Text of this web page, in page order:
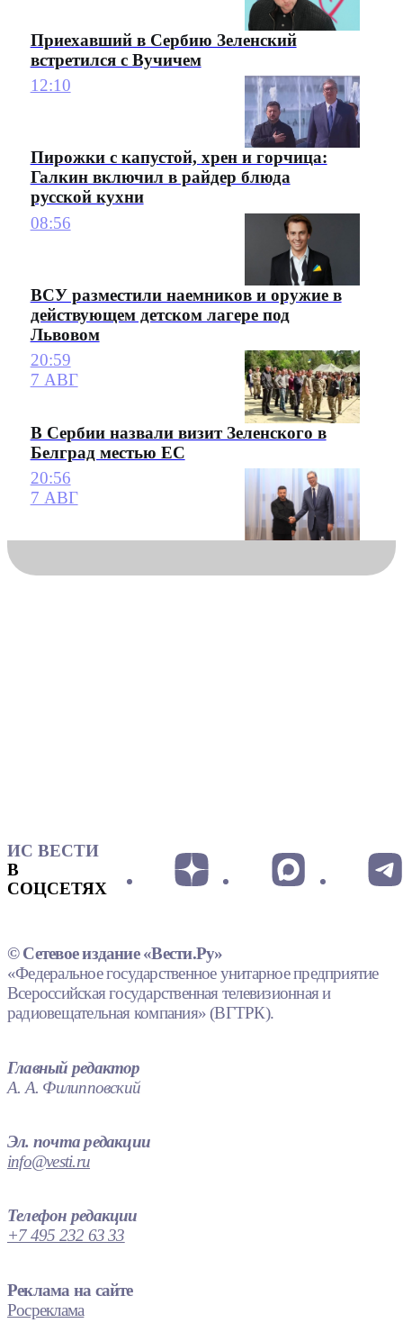
Приехавший в Сербию Зеленский
встретился с Вучичем
12:10
Пирожки с капустой, хрен и горчица:
Галкин включил в райдер блюда
русской кухни
08:56
ВСУ разместили наемников и оружие в
действующем детском лагере под
Львовом
20:59
7 АВГ
В Сербии назвали визит Зеленского в
Белград местью ЕС
20:56
7 АВГ
ИС ВЕСТИ
В
СОЦСЕТЯХ
© Сетевое издание «Вести.Ру»
«Федеральное государственное унитарное предприятие
Всероссийская государственная телевизионная и
радиовещательная компания» (ВГТРК).
Главный редактор
А. А. Филипповский
Эл. почта редакции
info@vesti.ru
Телефон редакции
+7 495 232 63 33
Реклама на сайте
Росреклама